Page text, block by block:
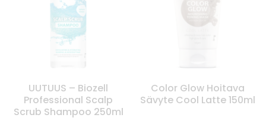
UUTUUS – Biozell
Professional Scalp
Scrub Shampoo 250ml
Color Glow Hoitava
Sävyte Cool Latte 150ml